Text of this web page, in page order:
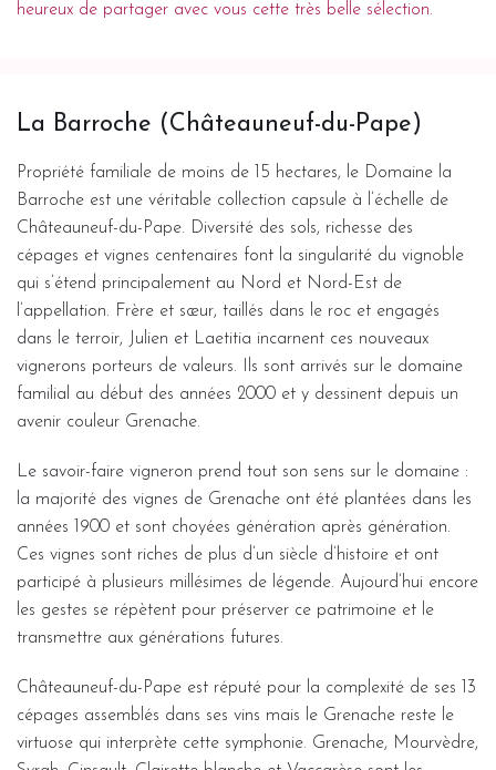
heureux de partager avec vous cette très belle sélection.
La Barroche (Châteauneuf-du-Pape)
Propriété familiale de moins de 15 hectares, le Domaine la
Barroche est une véritable collection capsule à l’échelle de
Châteauneuf-du-Pape. Diversité des sols, richesse des
cépages et vignes centenaires font la singularité du vignoble
qui s’étend principalement au Nord et Nord-Est de
l’appellation. Frère et sœur, taillés dans le roc et engagés
dans le terroir, Julien et Laetitia incarnent ces nouveaux
vignerons porteurs de valeurs. Ils sont arrivés sur le domaine
familial au début des années 2000 et y dessinent depuis un
avenir couleur Grenache.
Le savoir-faire vigneron prend tout son sens sur le domaine :
la majorité des vignes de Grenache ont été plantées dans les
années 1900 et sont choyées génération après génération.
Ces vignes sont riches de plus d’un siècle d’histoire et ont
participé à plusieurs millésimes de légende. Aujourd’hui encore
les gestes se répètent pour préserver ce patrimoine et le
transmettre aux générations futures.
Châteauneuf-du-Pape est réputé pour la complexité de ses 13
cépages assemblés dans ses vins mais le Grenache reste le
virtuose qui interprète cette symphonie. Grenache, Mourvèdre,